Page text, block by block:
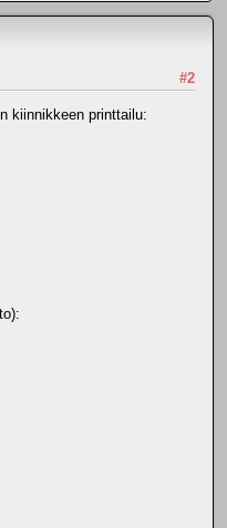
#2
kiinnikkeen printtailu: